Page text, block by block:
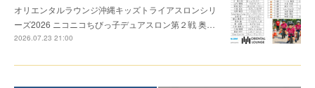
オリエンタルラウンジ沖縄キッズトライアスロンシリ
ーズ2026 ニコニコちびっ子デュアスロン第２戦 奥…
2026.07.23 21:00